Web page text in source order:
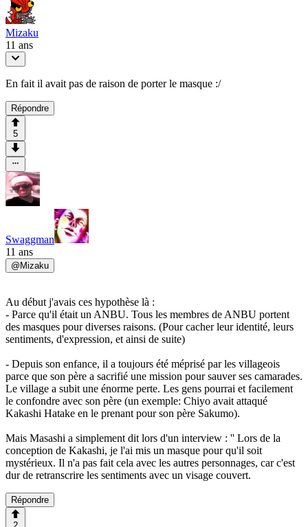
Mizaku
11 ans
En fait il avait pas de raison de porter le masque :/
Répondre
5
Swaggman
11 ans
@ Mizaku
Au début j'avais ces hypothèse là :
- Parce qu'il était un ANBU. Tous les membres de ANBU portent
des masques pour diverses raisons. (Pour cacher leur identité, leurs
sentiments, d'expression, et ainsi de suite)
- Depuis son enfance, il a toujours été méprisé par les villageois
parce que son père a sacrifié une mission pour sauver ses camarades.
Le village a subit une énorme perte. Les gens pourrai et facilement
le confondre avec son père (un exemple: Chiyo avait attaqué
Kakashi Hatake en le prenant pour son père Sakumo).
Mais Masashi a simplement dit lors d'un interview : '' Lors de la
conception de Kakashi, je l'ai mis un masque pour qu'il soit
mystérieux. Il n'a pas fait cela avec les autres personnages, car c'est
dur de retranscrire les sentiments avec un visage couvert.
Répondre